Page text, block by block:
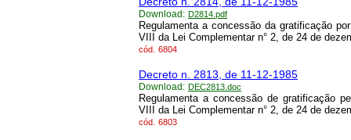
Download: D2814.pdf
Regulamenta a concessão da gratificação
VIII da Lei Complementar n° 2, de 24 de
cód. 6804
Decreto n. 2813, de 11-12-1985
Download: DEC2813.doc
Regulamenta a concessão de gratificação
VIII da Lei Complementar n° 2, de 24 de
cód. 6803